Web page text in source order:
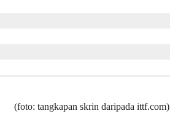
(foto: tangkapan skrin daripada ittf.com)